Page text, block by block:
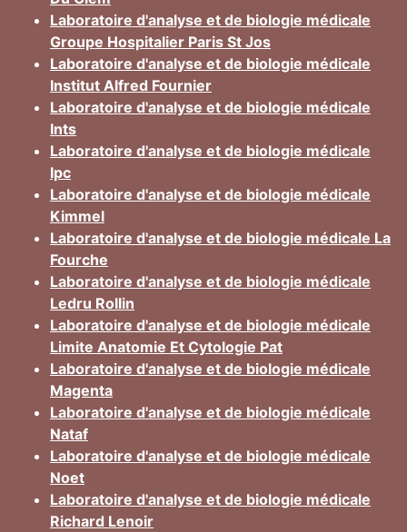
Laboratoire d'analyse et de biologie médicale
Groupe Hospitalier Paris St Jos
Laboratoire d'analyse et de biologie médicale
Institut Alfred Fournier
Laboratoire d'analyse et de biologie médicale
Ints
Laboratoire d'analyse et de biologie médicale
Ipc
Laboratoire d'analyse et de biologie médicale
Kimmel
Laboratoire d'analyse et de biologie médicale La
Fourche
Laboratoire d'analyse et de biologie médicale
Ledru Rollin
Laboratoire d'analyse et de biologie médicale
Limite Anatomie Et Cytologie Pat
Laboratoire d'analyse et de biologie médicale
Magenta
Laboratoire d'analyse et de biologie médicale
Nataf
Laboratoire d'analyse et de biologie médicale
Noet
Laboratoire d'analyse et de biologie médicale
Richard Lenoir